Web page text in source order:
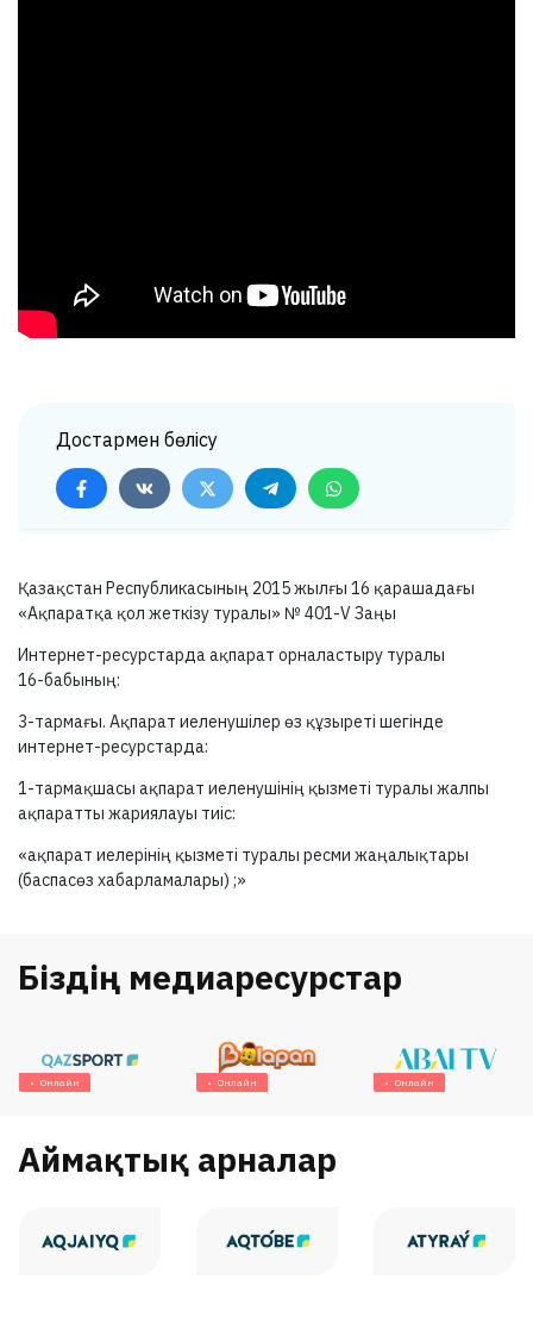
Достармен бөлісу
Қазақстан Республикасының 2015 жылғы 16 қарашадағы
«Ақпаратқа қол жеткізу туралы» № 401-V Заңы
Интернет-ресурстарда ақпарат орналастыру туралы
16-бабының:
3-тармағы. Ақпарат иеленушілер өз құзыреті шегінде
интернет-ресурстарда:
1-тармақшасы ақпарат иеленушінің қызметі туралы жалпы
ақпаратты жариялауы тиіс:
«ақпарат иелерінің қызметі туралы ресми жаңалықтары
(баспасөз хабарламалары) ;»
Біздің медиаресурстар
Онлайн Онлайн Онлайн
Аймақтық арналар